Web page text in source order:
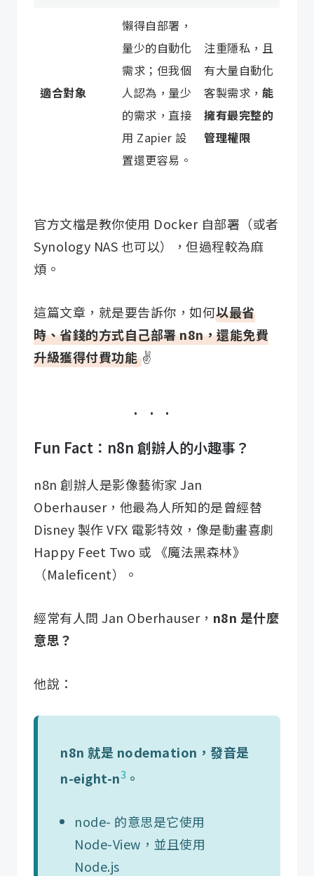
適合對象
懶得自部署，
量少的自動化
需求；但我個
人認為，量少
的需求，直接
用 Zapier 設
置還更容易。
注重隱私，且
有大量自動化
客製需求， 能
擁有最完整的
管理權限
官方文檔是教你使用 Docker 自部署（或者
Synology NAS 也可以），但過程較為麻
煩。
這篇文章，就是要告訴你，如何以最省
時、省錢的方式自己部署 n8n，還能免費
升級獲得付費功能 ✌️
Fun Fact：n8n 創辦人的小趣事？
n8n 創辦人是影像藝術家 Jan
Oberhauser，他最為人所知的是曾經替
Disney 製作 VFX 電影特效，像是動畫喜劇
Happy Feet Two 或 《魔法黑森林》
（Maleficent）。
經常有人問 Jan Oberhauser， n8n 是什麼
意思？
他說：
n8n 就是 nodemation，發音是
n-eight-n3 。
node- 的意思是它使用
Node-View，並且使用
Node.js